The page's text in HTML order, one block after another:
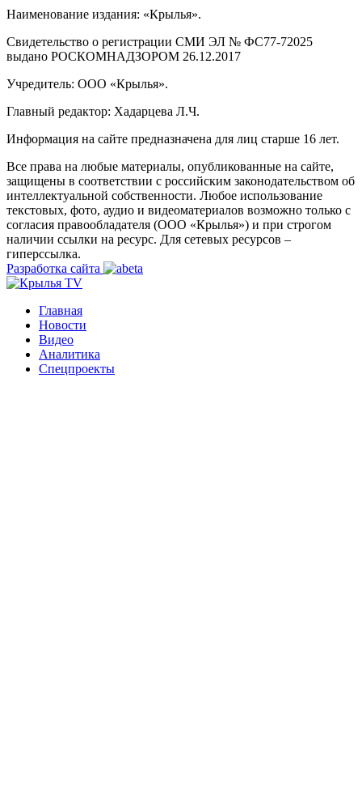
Наименование издания: «Крылья».
Свидетельство о регистрации СМИ ЭЛ № ФС77-72025
выдано РОСКОМНАДЗОРОМ 26.12.2017
Учредитель: ООО «Крылья».
Главный редактор: Хадарцева Л.Ч.
Информация на сайте предназначена для лиц старше 16 лет.
Все права на любые материалы, опубликованные на сайте,
защищены в соответствии с российским законодательством об
интеллектуальной собственности. Любое использование
текстовых, фото, аудио и видеоматериалов возможно только с
согласия правообладателя (ООО «Крылья») и при строгом
наличии ссылки на ресурс. Для сетевых ресурсов –
гиперссылка.
Разработка сайта
Главная
Новости
Видео
Аналитика
Спецпроекты